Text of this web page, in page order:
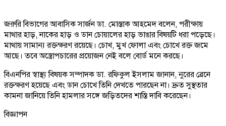
জরুরি বিভাগের আবাসিক সার্জন ডা. মোস্তাক আহমেদ বলেন, পরীক্ষায়
মাথার হাড়, নাকের হাড় ও ডান চোয়ালের হাড় ভাঙার বিষয়টি ধরা পড়েছে।
মাথায় সামান্য রক্তক্ষরণ রয়েছে। চোখ, মুখ ফোলা এবং চোখে রক্ত জমে
আছে। তবে অস্ত্রোপচারের প্রয়োজন নেই বলে বোর্ড মনে করছে।
বিএনপির স্বাস্থ্য বিষয়ক সম্পাদক ডা. রফিকুল ইসলাম জানান, নুরের ব্রেনে
রক্তক্ষরণ হয়েছে এবং ডান চোখে তিনি দেখতে পারছেন না। দ্রুত সুস্থতার
কামনা জানিয়ে তিনি হামলার সঙ্গে জড়িতদের শাস্তি দাবি করেছেন।
বিজ্ঞাপন